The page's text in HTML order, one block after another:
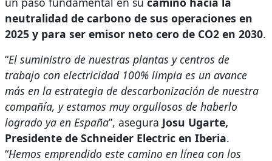
neutralidad de carbono de sus operaciones en
2025 y para ser emisor neto cero de CO2 en 2030.
“El suministro de nuestras plantas y centros de
trabajo con electricidad 100% limpia es un avance
más en la estrategia de descarbonización de nuestra
compañía, y estamos muy orgullosos de haberlo
logrado ya en España”, asegura Josu Ugarte,
Presidente de Schneider Electric en Iberia.
“Hemos emprendido este camino en línea con los